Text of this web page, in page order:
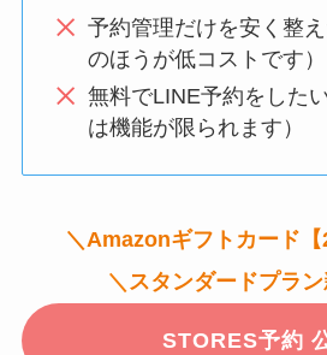
予約管理だけを安く整
のほうが低コストです）
無料でLINE予約をした
は機能が限られます）
＼Amazonギフトカード
＼ スタンダードプラ
STORES予約